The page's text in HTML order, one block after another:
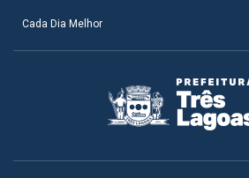
Cada Dia Melhor